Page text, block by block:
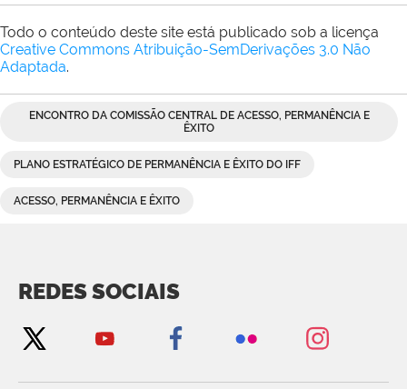
Todo o conteúdo deste site está publicado sob a licença
Creative Commons Atribuição-SemDerivações 3.0 Não
Adaptada.
ENCONTRO DA COMISSÃO CENTRAL DE ACESSO, PERMANÊNCIA E
ÊXITO
PLANO ESTRATÉGICO DE PERMANÊNCIA E ÊXITO DO IFF
ACESSO, PERMANÊNCIA E ÊXITO
REDES SOCIAIS